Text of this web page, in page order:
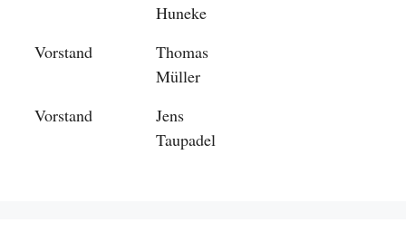
Huneke
Vorstand
Thomas
Müller
Vorstand
Jens
Taupadel